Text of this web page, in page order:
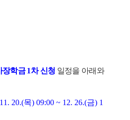
장학금 1차 신청 일정을 아래와
20.(목) 09:00 ~ 12. 26.(금) 1